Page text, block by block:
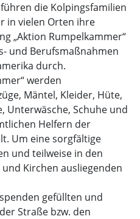
die Kolpingsfamilien
in vielen Orten ihre
„Aktion Rumpelkammer“
und Berufsmaßnahmen
durch.
werden
Mäntel, Kleider, Hüte,
Unterwäsche, Schuhe und
Helfern der
Um eine sorgfältige
und teilweise in den
Kirchen ausliegenden
gefüllten und
Straße bzw. den